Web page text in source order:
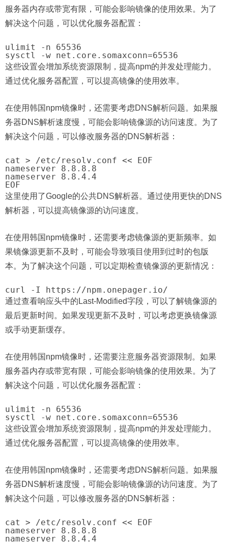
服务器内存或带宽有限，可能会影响镜像的使用效果。为了
解决这个问题，可以优化服务器配置：
ulimit -n 65536
这些设置会增加系统资源限制，提高npm的并发处理能力。
通过优化服务器配置，可以提高镜像的使用效率。
在使用韩国npm镜像时，还需要考虑DNS解析问题。如果服
务器DNS解析速度慢，可能会影响镜像源的访问速度。为了
解决这个问题，可以修改服务器的DNS解析器：
cat > /etc/resolv.conf << EOF
nameserver 8.8.8.8
nameserver 8.8.4.4
这里使用了Google的公共DNS解析器。通过使用更快的DNS
解析器，可以提高镜像源的访问速度。
在使用韩国npm镜像时，还需要考虑镜像源的更新频率。如
果镜像源更新不及时，可能会导致项目使用到过时的包版
本。为了解决这个问题，可以定期检查镜像源的更新情况：
通过查看响应头中的Last-Modified字段，可以了解镜像源的
最后更新时间。如果发现更新不及时，可以考虑更换镜像源
或手动更新缓存。
在使用韩国npm镜像时，还需要注意服务器资源限制。如果
服务器内存或带宽有限，可能会影响镜像的使用效果。为了
解决这个问题，可以优化服务器配置：
ulimit -n 65536
这些设置会增加系统资源限制，提高npm的并发处理能力。
通过优化服务器配置，可以提高镜像的使用效率。
在使用韩国npm镜像时，还需要考虑DNS解析问题。如果服
务器DNS解析速度慢，可能会影响镜像源的访问速度。为了
解决这个问题，可以修改服务器的DNS解析器：
cat > /etc/resolv.conf << EOF
nameserver 8.8.8.8
nameserver 8.8.4.4